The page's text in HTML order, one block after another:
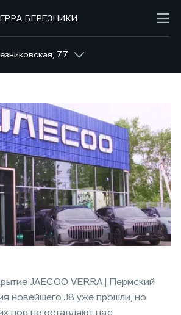
БЕРЕЗНИКИ
77
JAECOO VERRA | Пермский
новейшего J8 уже прошли, но
пор не оставляют нас